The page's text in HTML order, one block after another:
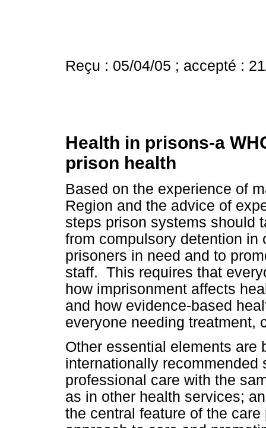
Reçu : 05/04/05 ; accepté :
Health in prisons-a
prison health
Based on the experience of
Region and the advice of
steps prison systems should
from compulsory detention in
prisoners in need and to
staff. This requires that
how imprisonment affects
and how evidence-based
everyone needing treatment,
Other essential elements are
internationally recommended
professional care with the
as in other health services;
the central feature of the